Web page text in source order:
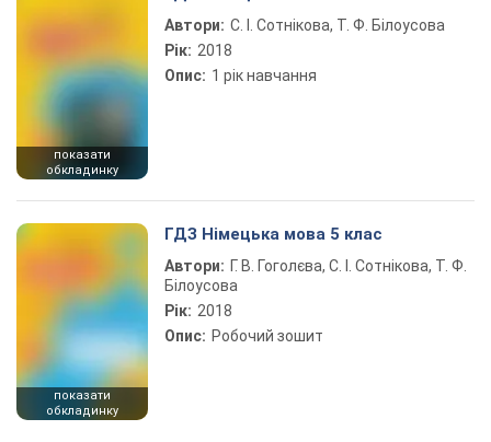
показати
обкладинку
Автори: С. І. Сотнікова, Т. Ф. Білоусова
Рік: 2018
Опис: 1 рік навчання
показати
обкладинку
ГДЗ Німецька мова 5 клас
Автори: Г. В. Гоголєва, С. І. Сотнікова, Т. Ф.
Білоусова
Рік: 2018
Опис: Робочий зошит